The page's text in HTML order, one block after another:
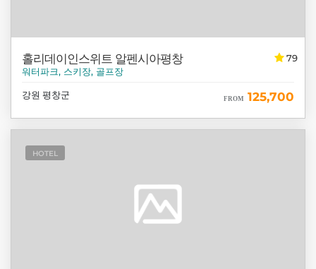
79
홀리데이인스위트 알펜시아평창
워터파크, 스키장, 골프장
강원 평창군 FROM 125,700
HOTEL